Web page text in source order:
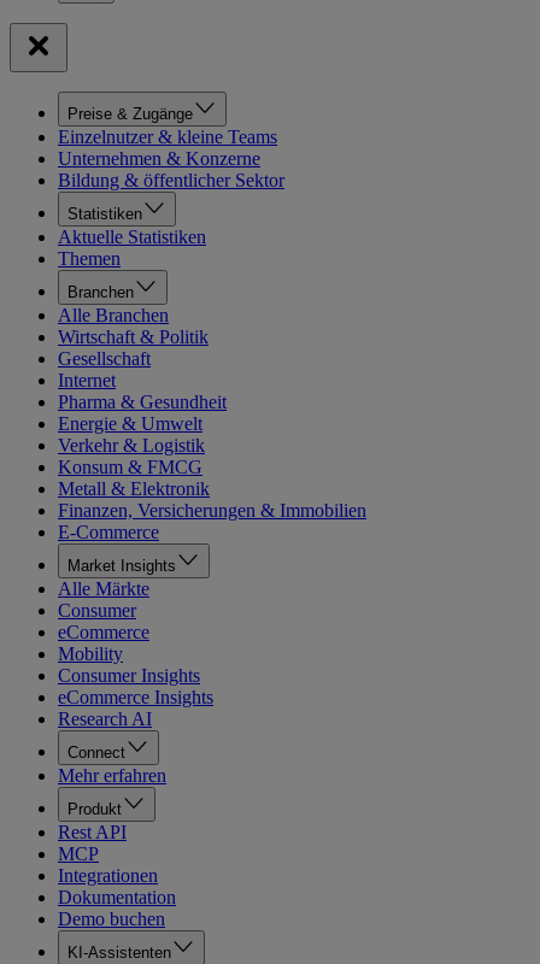
Preise & Zugänge
Einzelnutzer & kleine Teams
Unternehmen & Konzerne
Bildung & öffentlicher Sektor
Statistiken
Aktuelle Statistiken
Themen
Branchen
Alle Branchen
Wirtschaft & Politik
Gesellschaft
Internet
Pharma & Gesundheit
Energie & Umwelt
Verkehr & Logistik
Konsum & FMCG
Metall & Elektronik
Finanzen, Versicherungen & Immobilien
E-Commerce
Market Insights
Alle Märkte
Consumer
eCommerce
Mobility
Consumer Insights
eCommerce Insights
Research AI
Connect
Mehr erfahren
Produkt
Rest API
MCP
Integrationen
Dokumentation
Demo buchen
KI-Assistenten